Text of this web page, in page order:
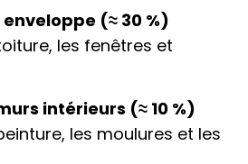
(≈ 30 %)
les fenêtres et
intérieurs (≈ 10 %)
les moulures et les